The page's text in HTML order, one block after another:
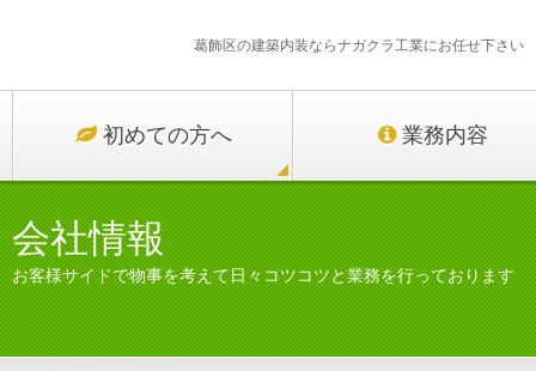
葛飾区の建築内装ならナガクラ工業にお任せ下さい
初めての方へ 業務内容
会社情報
お客様サイドで物事を考えて日々コツコツと業務を行っております